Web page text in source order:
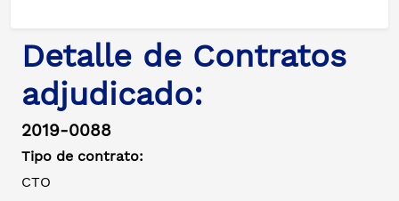
Detalle de Contratos
adjudicado:
2019-0088
Tipo de contrato:
CTO